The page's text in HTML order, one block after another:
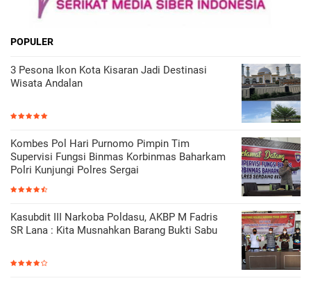
POPULER
3 Pesona Ikon Kota Kisaran Jadi Destinasi
Wisata Andalan
Kombes Pol Hari Purnomo Pimpin Tim
Supervisi Fungsi Binmas Korbinmas Baharkam
Polri Kunjungi Polres Sergai
Kasubdit III Narkoba Poldasu, AKBP M Fadris
SR Lana : Kita Musnahkan Barang Bukti Sabu